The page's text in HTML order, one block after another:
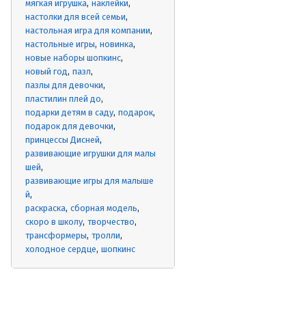
мягкая игрушка наклейки
настолки для всей семьи
настольная игра для компании
настольные игры новинка
новые наборы шопкинс
новый год пазл
пазлы для девочки
пластилин плей до
подарки детям в саду подарок
подарок для девочки
принцессы Дисней
развивающие игрушки для малы
шей
развивающие игры для малыше
й
раскраска сборная модель
скоро в школу творчество
трансформеры тролли
холодное сердце шопкинс